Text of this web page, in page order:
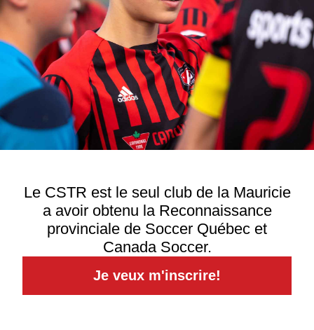
Le CSTR est le seul club de la Mauricie
a avoir obtenu la Reconnaissance
provinciale de Soccer Québec et
Canada Soccer.
Je veux m'inscrire!